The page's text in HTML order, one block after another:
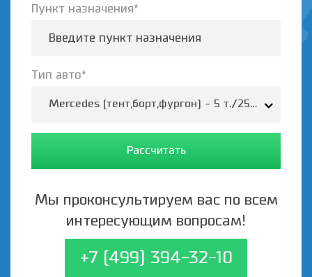
Пункт назначения*
Тип авто*
Mercedes (тент,борт,фургон) - 5 т./25-35 м.3/37
Рассчитать
Мы проконсультируем вас по всем
интересующим вопросам!
+7 (499) 394-32-10